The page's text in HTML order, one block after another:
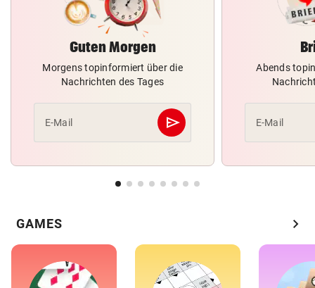
Guten Morgen
Morgens topinformiert über die
Nachrichten des Tages
E-Mail send
Abschicken
Abends
E-Mail
GAMES chevron_right